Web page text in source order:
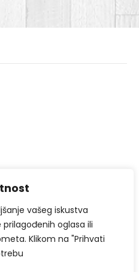
vašeg iskustva
oglasa ili
Klikom na "Prihvati
©
Sva prava zadrzava